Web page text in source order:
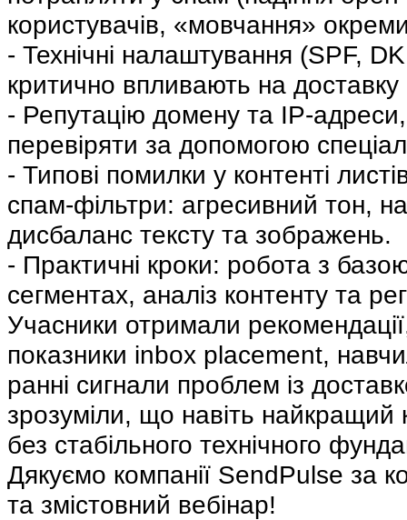
користувачів, «мовчання»
- Технічні налаштування (SPF,
критично впливають на
- Репутацію домену та IP-адреси,
перевіряти за допомогою
- Типові помилки у контенті
спам-фільтри: агресивний тон,
дисбаланс тексту та зображень.
- Практичні кроки: робота з
сегментах, аналіз контенту та
Учасники отримали
показники inbox placement,
ранні сигнали проблем із
зрозуміли, що навіть найкращий
без стабільного технічного
Дякуємо компанії SendPulse за
та змістовний вебінар!